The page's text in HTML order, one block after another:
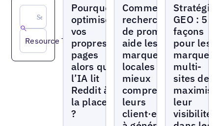
Resource Type
Pourquoi
optimiser
vos
propres
pages
alors que
l’IA lit
Reddit à
la place
?
Comment la
recherche
de prompts
aide les
marques
locales à
mieux
comprendre
leurs
client·es et
Stratégie
GEO : 5
façons
pour les
marques
multi-
sites de
leur
visibilité